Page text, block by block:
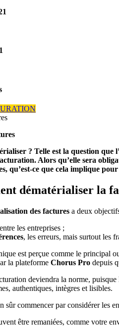
? Telle est la question que
Alors qu’elle sera
qu’est-ce que cela implique
dématérialiser la
des factures a deux
entre les entreprises ;
, les erreurs, mais surtout les
est perçue comme le principal
la plateforme Chorus Pro depuis
deviendra la norme,
authentiques, intègres et lisibles.
sûr commencer par considérer les
être remaniées, comme votre